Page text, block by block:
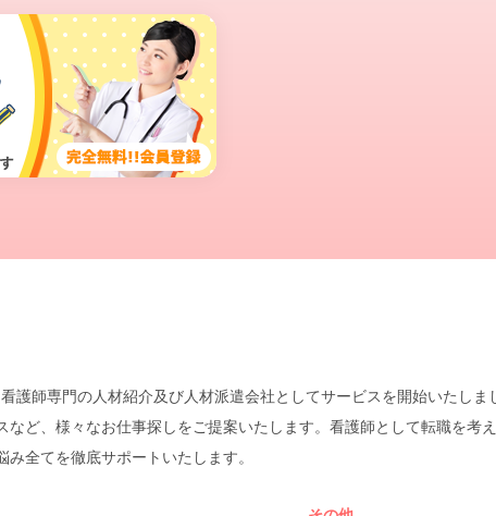
護師専門の人材紹介及び人材派遣会社としてサービスを開始いたしま
ど、様々なお仕事探しをご提案いたします。看護師として転職を考
全てを徹底サポートいたします。